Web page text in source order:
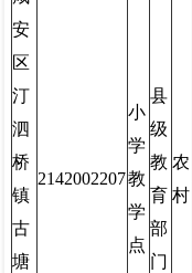
安
区
汀
泗
桥
镇
古
塘
2142002207
小
学
教
学
点
县
级
教
育
部
门
农
村